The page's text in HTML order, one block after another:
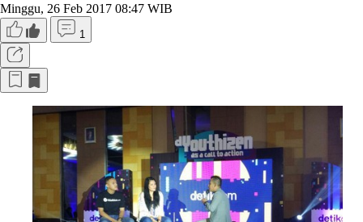
Minggu, 26 Feb 2017 08:47 WIB
1